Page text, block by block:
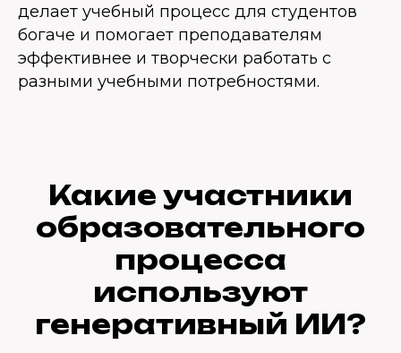
делает учебный процесс для студентов
богаче и помогает преподавателям
эффективнее и творчески работать с
разными учебными потребностями.
Какие участники
образовательного
процесса
используют
генеративный ИИ?